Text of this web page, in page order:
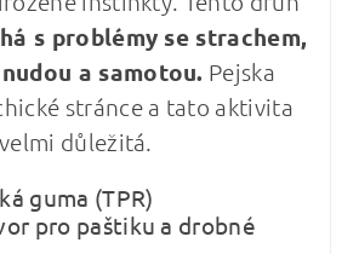
s problémy se strachem,
a samotou. Pejska
stránce a tato aktivita
důležitá.
guma (TPR)
pro paštiku a drobné